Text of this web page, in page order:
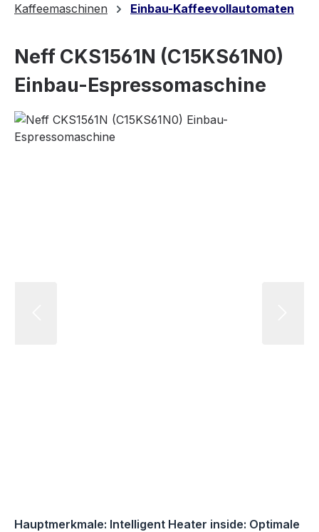
Kaffeemaschinen
Einbau-Kaffeevollautomaten
Neff CKS1561N (C15KS61N0)
Einbau-Espressomaschine
Bildergalerie überspringen
Hauptmerkmale: Intelligent Heater inside: Optimale